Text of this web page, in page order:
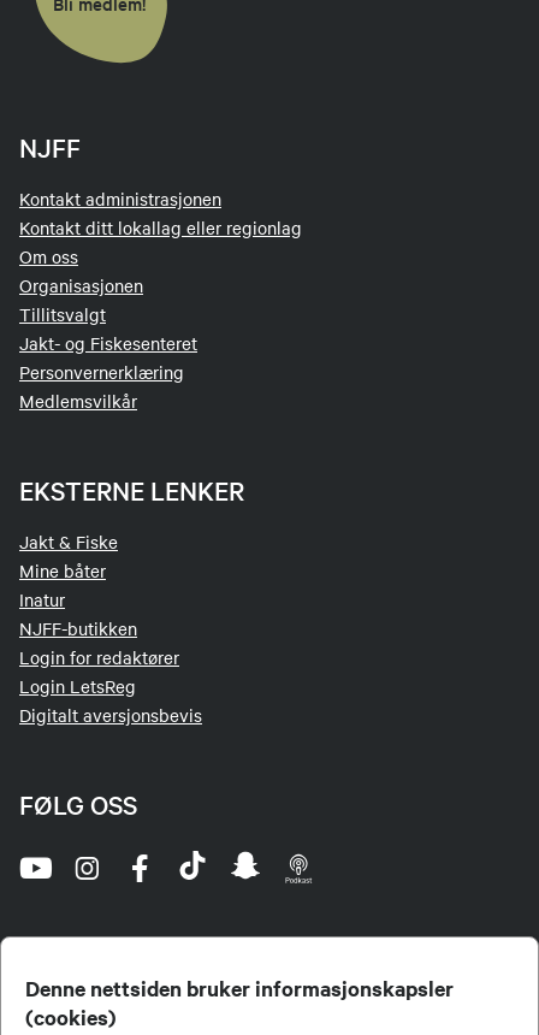
Denne nettsiden bruker informasjonskapsler
(cookies)
NJFF
Kontakt administrasjonen
Kontakt ditt lokallag eller regionlag
Om oss
Organisasjonen
Tillitsvalgt
Jakt- og Fiskesenteret
Personvernerklæring
Medlemsvilkår
EKSTERNE LENKER
Jakt & Fiske
Mine båter
Inatur
NJFF-butikken
Login for redaktører
Login LetsReg
Digitalt aversjonsbevis
FØLG OSS